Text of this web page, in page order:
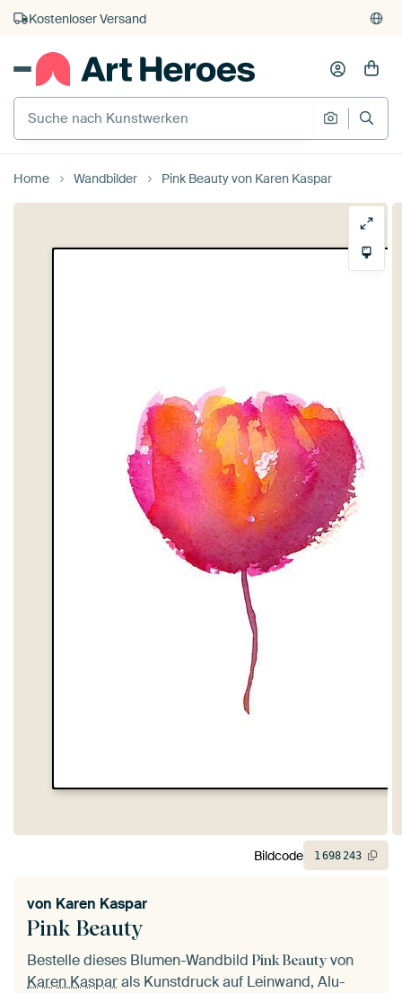
Kauf auf Rechnung
Individueller Druck auf Bestellung
Home Wandbilder Pink Beauty von Karen Kaspar
Pink Beauty
von Karen Kaspar
Bestelle dieses Blumen-Wandbild Pink Beauty von
Karen Kasparals Kunstdruck auf Leinwand, Alu-
Bildcode 1698243